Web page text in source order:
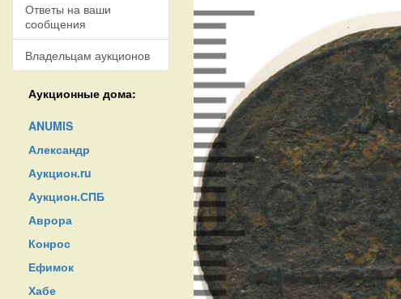
Ответы на ваши
сообщения
Владельцам аукционов
Аукционные дома:
ANUMIS
Александр
Аукцион.ru
Аукцион.СПБ
Аврора
Конрос
Ефимок
Хабе